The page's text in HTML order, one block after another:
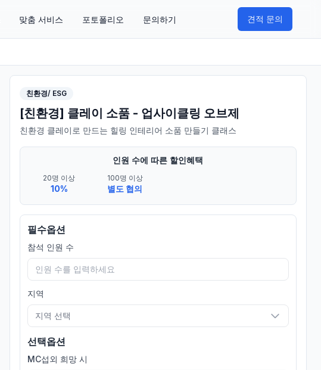
맞춤 서비스 포토폴리오 문의하기 견적 문의
친환경/ ESG
[친환경] 클레이 소품 - 업사이클링 오브제
친환경 클레이로 만드는 힐링 인테리어 소품 만들기 클래스
인원 수에 따른 할인혜택
20명 이상
10%
100명 이상
별도 협의
필수옵션
참석 인원 수
지역
지역 선택
선택옵션
MC섭외 희망 시